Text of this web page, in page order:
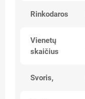
Rinkodaros
Vienetų
skaičius
Svoris,